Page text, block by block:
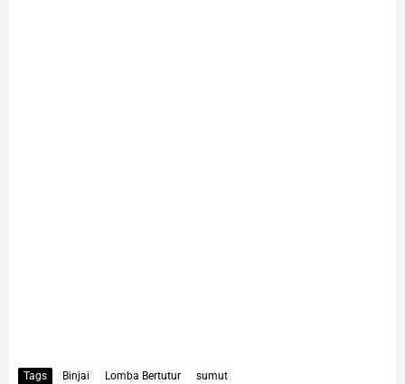
Tags Binjai Lomba Bertutur sumut